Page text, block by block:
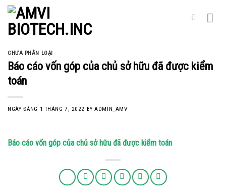
Skip
content
CHƯA PHÂN LOẠI
Báo cáo vốn góp của chủ sở hữu đã được kiểm
toán
NGÀY ĐĂNG 1 THÁNG 7, 2022 BYADMIN_AMV
Báo cáo vốn góp của chủ sở hữu đã được kiểm toán